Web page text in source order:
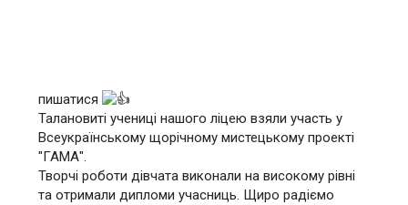
пишатися
Талановиті учениці нашого ліцею взяли участь у
Всеукраїнському щорічному мистецькому проекті
"ГАМА".
Творчі роботи дівчата виконали на високому рівні
та отримали дипломи учасниць. Щиро радіємо